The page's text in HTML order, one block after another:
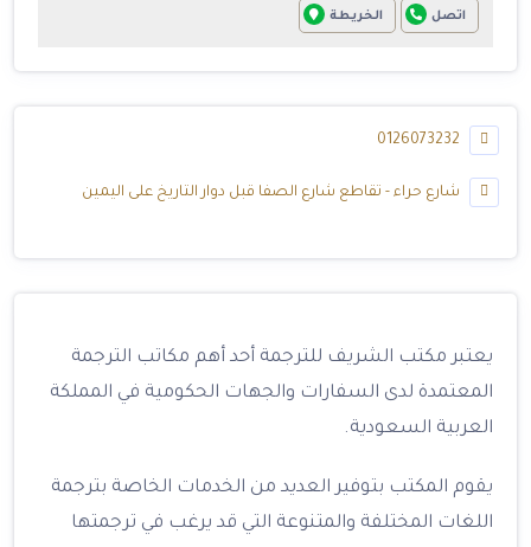
اتصل الخريطة
شارع حراء - تقاطع شارع الصفا قبل دوار التاريخ على اليمين
يعتبر مكتب الشريف للترجمة أحد أهم مكاتب الترجمة
المعتمدة لدى السفارات والجهات الحكومية في المملكة
العربية السعودية.
يقوم المكتب بتوفير العديد من الخدمات الخاصة بترجمة
اللغات المختلفة والمتنوعة التي قد يرغب في ترجمتها